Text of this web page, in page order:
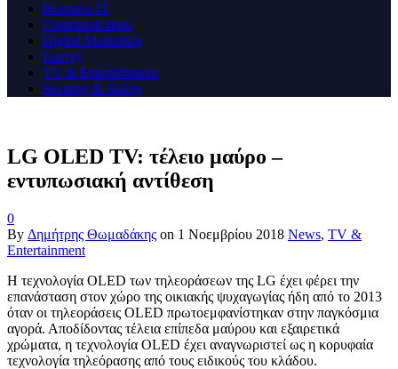
Business IT
Communication
Digital Marketing
Energy
TV & Entertainment
Security & Safety
LG OLED TV: τέλειο μαύρο –
εντυπωσιακή αντίθεση
0
By Δημήτρης Θωμαδάκης on 1 Νοεμβρίου 2018 News, TV &
Entertainment
Η τεχνολογία OLED των τηλεοράσεων της LG έχει φέρει την
επανάσταση στον χώρο της οικιακής ψυχαγωγίας ήδη από το 2013
όταν οι τηλεοράσεις OLED πρωτοεμφανίστηκαν στην παγκόσμια
αγορά. Αποδίδοντας τέλεια επίπεδα μαύρου και εξαιρετικά
χρώματα, η τεχνολογία OLED έχει αναγνωριστεί ως η κορυφαία
τεχνολογία τηλεόρασης από τους ειδικούς του κλάδου.